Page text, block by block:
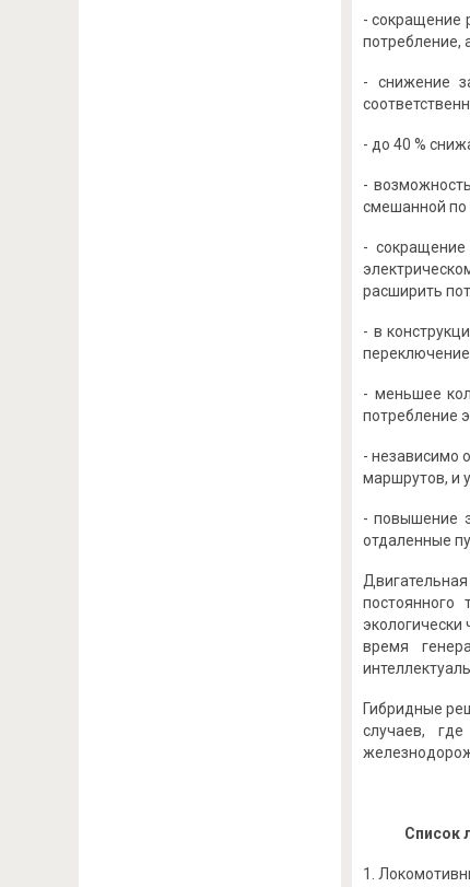
- сокращение
потребление,
- снижение
- до 40 %
-
смешанной по
-
расширить
- в
переключение
- меньшее
потребление
- независимо
маршрутов, и
- повышение
отдаленные
постоянного
время
Гибридные
случаев,
Список